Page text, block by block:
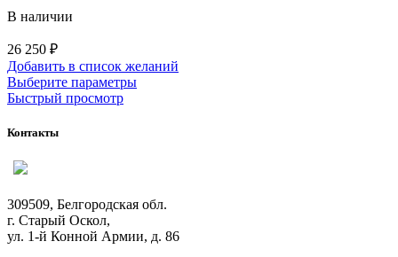
В наличии
26 250 ₽
Добавить в список желаний
Выберите параметрыЭтот
на
товара.
Быстрый просмотр
Контакты
309509, Белгородская обл.
г. Старый Оскол,
ул. 1-й Конной Армии, д. 86